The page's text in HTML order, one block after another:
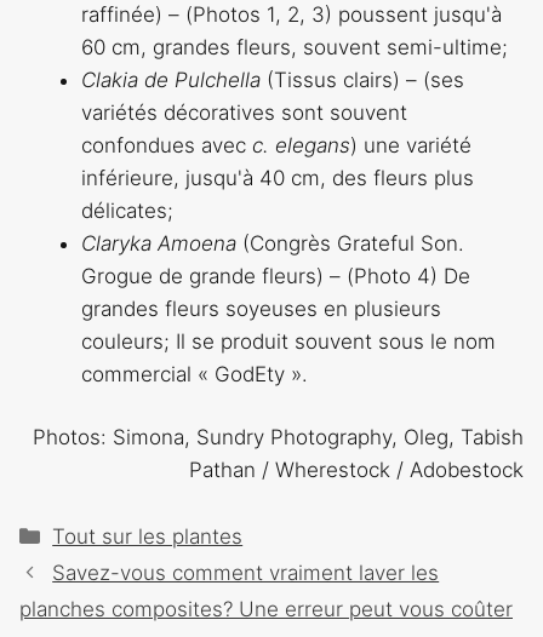
raffinée) – (Photos 1, 2, 3) poussent jusqu'à
60 cm, grandes fleurs, souvent semi-ultime;
Clakia de Pulchella (Tissus clairs) – (ses
variétés décoratives sont souvent
confondues avec c. elegans) une variété
inférieure, jusqu'à 40 cm, des fleurs plus
délicates;
Claryka Amoena (Congrès Grateful Son.
Grogue de grande fleurs) – (Photo 4) De
grandes fleurs soyeuses en plusieurs
couleurs; Il se produit souvent sous le nom
commercial « GodEty ».
Photos: Simona, Sundry Photography, Oleg, Tabish
Pathan / Wherestock / Adobestock
Catégories
Tout sur les plantes
Navigation
des
articles
Savez-vous comment vraiment laver les
planches composites? Une erreur peut vous coûter